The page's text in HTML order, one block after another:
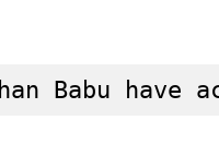
Babu have